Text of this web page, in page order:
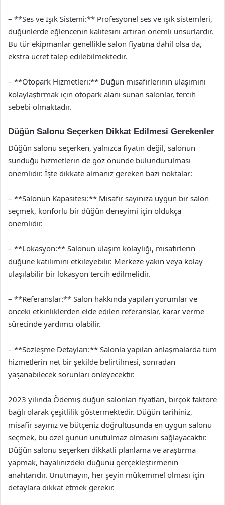
– **Ses ve Işık Sistemi:** Profesyonel ses ve ışık sistemleri,
düğünlerde eğlencenin kalitesini artıran önemli unsurlardır.
Bu tür ekipmanlar genellikle salon fiyatına dahil olsa da,
ekstra ücret talep edilebilmektedir.
– **Otopark Hizmetleri:** Düğün misafirlerinin ulaşımını
kolaylaştırmak için otopark alanı sunan salonlar, tercih
sebebi olmaktadır.
Düğün Salonu Seçerken Dikkat Edilmesi Gerekenler
Düğün salonu seçerken, yalnızca fiyatın değil, salonun
sunduğu hizmetlerin de göz önünde bulundurulması
önemlidir. İşte dikkate almanız gereken bazı noktalar:
– **Salonun Kapasitesi:** Misafir sayınıza uygun bir salon
seçmek, konforlu bir düğün deneyimi için oldukça
önemlidir.
– **Lokasyon:** Salonun ulaşım kolaylığı, misafirlerin
düğüne katılımını etkileyebilir. Merkeze yakın veya kolay
ulaşılabilir bir lokasyon tercih edilmelidir.
– **Referanslar:** Salon hakkında yapılan yorumlar ve
önceki etkinliklerden elde edilen referanslar, karar verme
sürecinde yardımcı olabilir.
– **Sözleşme Detayları:** Salonla yapılan anlaşmalarda tüm
hizmetlerin net bir şekilde belirtilmesi, sonradan
yaşanabilecek sorunları önleyecektir.
2023 yılında Ödemiş düğün salonları fiyatları, birçok faktöre
bağlı olarak çeşitlilik göstermektedir. Düğün tarihiniz,
misafir sayınız ve bütçeniz doğrultusunda en uygun salonu
seçmek, bu özel günün unutulmaz olmasını sağlayacaktır.
Düğün salonu seçerken dikkatli planlama ve araştırma
yapmak, hayalinizdeki düğünü gerçekleştirmenin
anahtarıdır. Unutmayın, her şeyin mükemmel olması için
detaylara dikkat etmek gerekir.